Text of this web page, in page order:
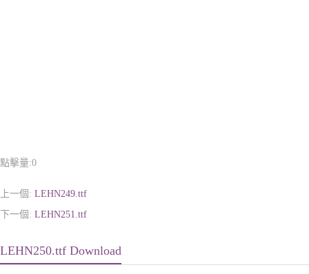
點擊量:0
上一個: LEHN249.ttf
下一個: LEHN251.ttf
LEHN250.ttf Download